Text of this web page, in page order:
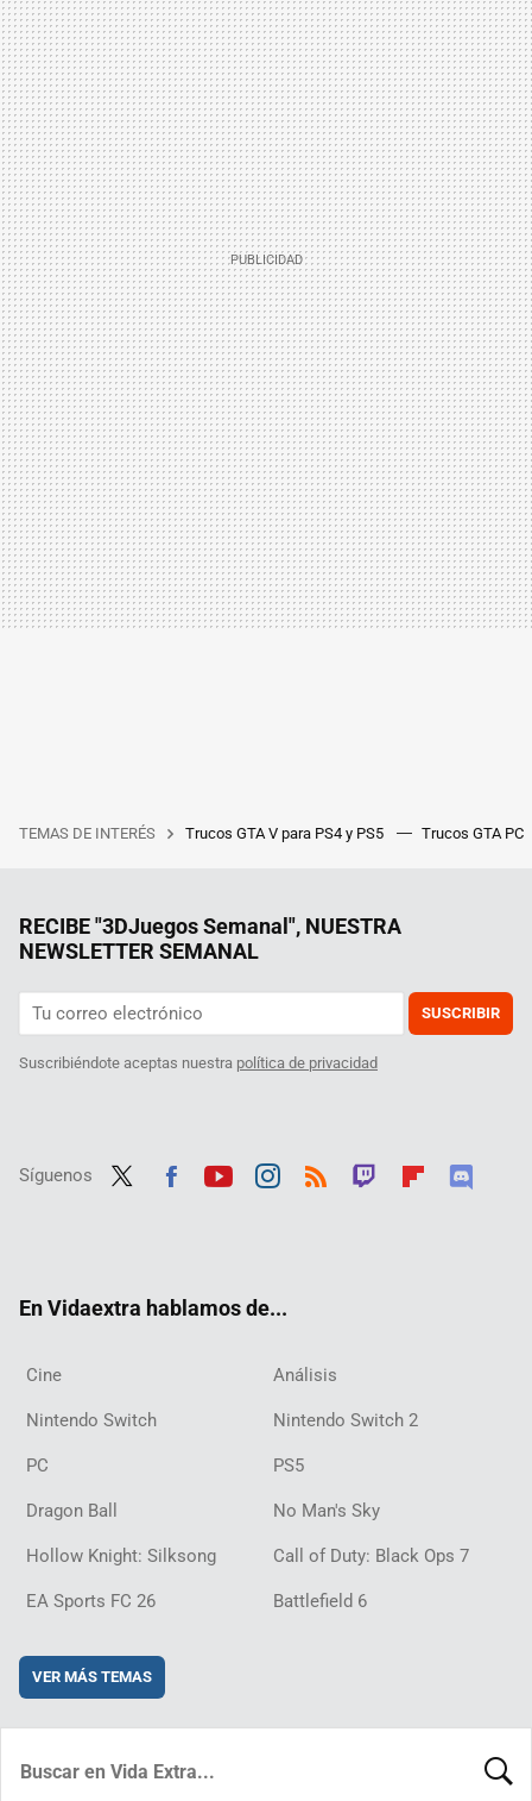
TEMAS DE INTERÉS Trucos GTA V para PS4 y PS5 Trucos GTA PC
RECIBE "3DJuegos Semanal", NUESTRA
NEWSLETTER SEMANAL
SUSCRIBIR
Suscribiéndote aceptas nuestra política de privacidad
Síguenos
En Vidaextra hablamos de...
Cine Análisis
Nintendo Switch Nintendo Switch 2
PC PS5
Dragon Ball No Man's Sky
Hollow Knight: Silksong Call of Duty: Black Ops 7
EA Sports FC 26 Battlefield 6
VER MÁS TEMAS